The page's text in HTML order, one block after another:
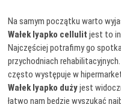
Na samym początku warto
Wałek lyapko cellulit jest to
Najczęściej potrafimy go
przychodniach
często występuje w
Wałek lyapko dużyjest
łatwo nam będzie wyszukać